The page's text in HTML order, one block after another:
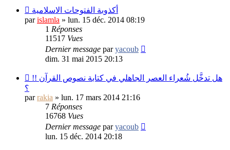
أكذوبة الفتوحات الاسلامية
parislamla » lun. 15 déc. 2014 08:19
1 Réponses
11517 Vues
Dernier message paryacoub
dim. 31 mai 2015 20:13
هل تدخَّل شُعراء العصر الجاهلي في كتابة نصوص القرآن !!
؟
parrakia » lun. 17 mars 2014 21:16
7 Réponses
16768 Vues
Dernier message paryacoub
lun. 15 déc. 2014 20:18